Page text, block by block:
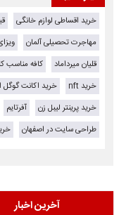
خرید اقساطی لوازم خانگی
مهاجرت تحصیلی آلمان
قلیان میرداماد
کافه مناسب
خرید nft
خرید اکانت گوگل
خرید پرینتر لیبل زن
آفرتایم
طراحی سایت در اصفهان
آخرین اخبار